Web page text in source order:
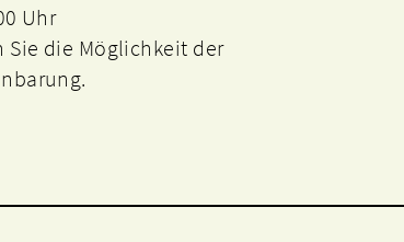
Uhr
Sie die Möglichkeit der